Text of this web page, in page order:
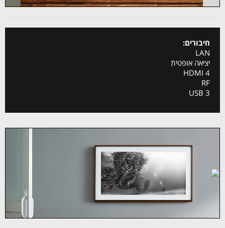
חיבורים:
LAN
יציאה אופטית
4 HDMI
RF
3 USB